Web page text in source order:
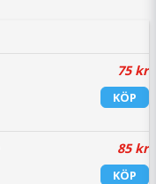
75 kr
KÖP
85 kr
KÖP